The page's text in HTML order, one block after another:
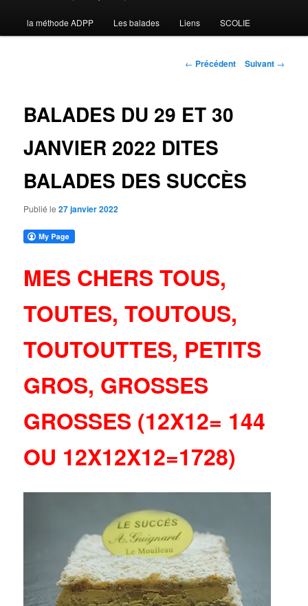
contenu
la méthode ADPP Les balades Liens SCOLIE
Navigation
← Précédent Suivant →
BALADES DU 29 ET 30
JANVIER 2022 DITES
BALADES DES SUCCÈS
Publié le27 janvier 2022
MES CHERS TOUS,
TOUTES, TOUTOUS,
TOUTOUTTES, PETITS
GROS, GROSSES
GROSSES (12X12= 144
OU 12X12X12=1728)